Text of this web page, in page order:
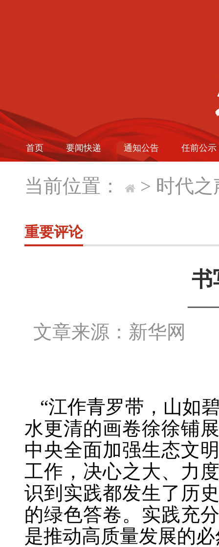
首页 要闻快递 通知公告 任前公示
当前位置： > 时代之
重要评论
书
——
文章来源：新华网
“江作青罗带，山如
水更清的画卷徐徐铺
中央全面加强生态文
工作，决心之大、力
识到实践都发生了历
的绿色答卷。实践充
是推动高质量发展的